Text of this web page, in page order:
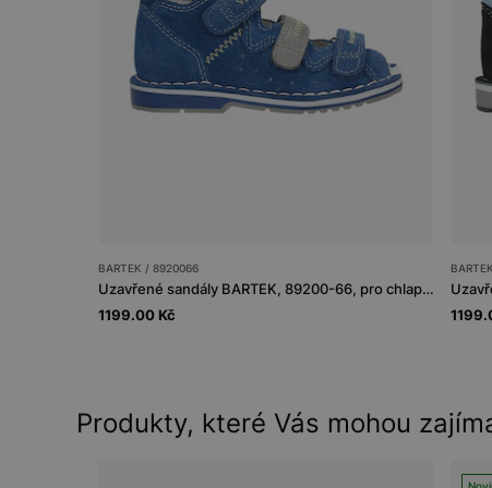
BARTEK / 8920066
Uzavřené sandály BARTEK, 89200-66, pro chlapce modro-šedé
1199.00 Kč
Produkty, které Vás mohou